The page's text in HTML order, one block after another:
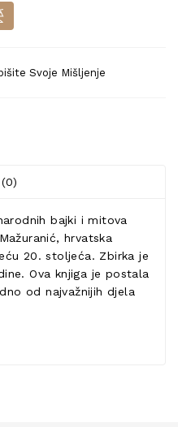
Svoje Mišljenje
bajki i mitova
hrvatska
20. stoljeća. Zbirka je
Ova knjiga je postala
od najvažnijih djela